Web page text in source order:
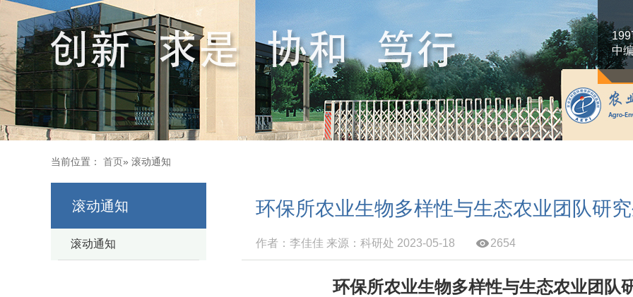
中
当前位置： 首页» 滚动通知
滚动通知
滚动通知
环保所农业生物多样性与生态农业团队研
作者：李佳佳 来源：科研处 2023-05-18 2654
环保所农业生物多样性与生态农业团队